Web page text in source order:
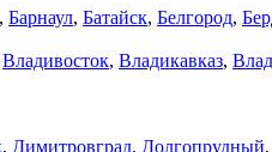
, Барнаул, Батайск, Белгород,
Владивосток, Владикавказ,
, Димитровград, Долгопрудный,